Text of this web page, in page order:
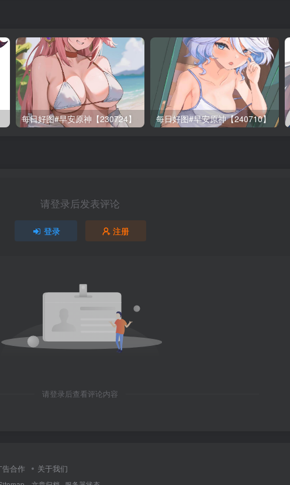
每日好图#早安原神【230724】 每日好图#早安原神【240710】
请登录后发表评论
登录 注册
请登录后查看评论内容
告合作 关于我们